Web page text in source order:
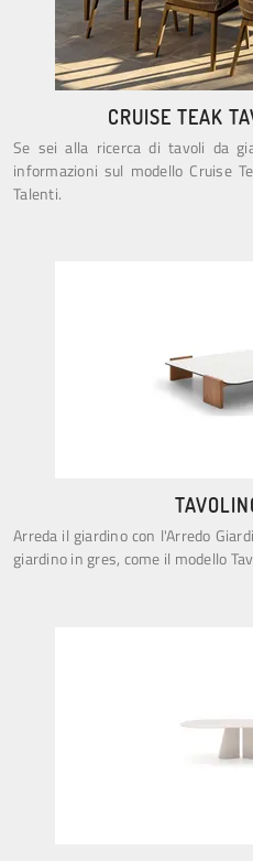
CRUISE TEAK
Se sei alla ricerca di tavoli da
informazioni sul modello Cruise
Talenti.
Arreda il giardino con l'Arredo
giardino in gres, come il modello